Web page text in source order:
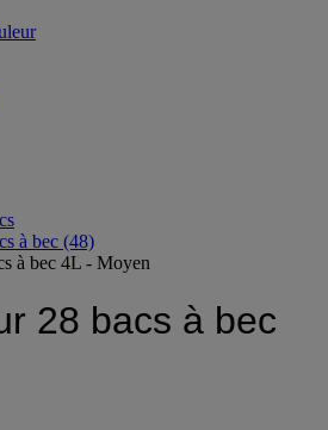
à bec (48)
28 bacs à bec